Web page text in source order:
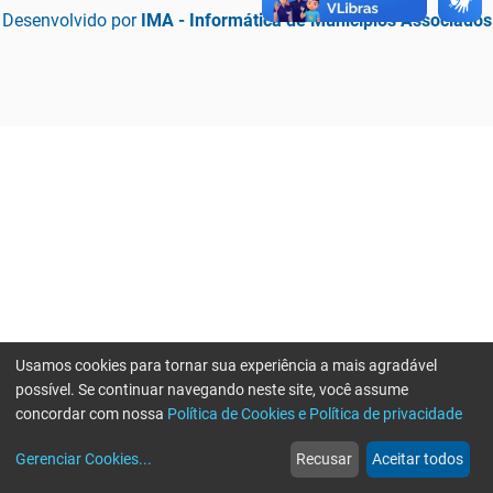
Desenvolvido por IMA - Informática de Municípios Associados
web
Notícias
more_horiz
Mais
Usamos cookies para tornar sua experiência a mais agradável
possível. Se continuar navegando neste site, você assume
concordar com nossa Política de Cookies e Política de privacidade
Gerenciar Cookies... Recusar Aceitar todos
Erro ao enviar informações, por favor tente novamente